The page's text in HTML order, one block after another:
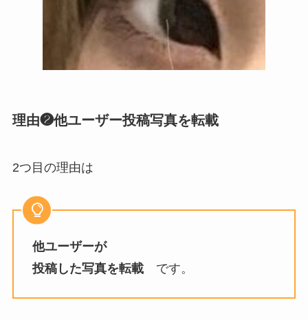
理由❷他ユーザー投稿写真を転載
2つ目の理由は
他ユーザーが
投稿した写真を転載です。